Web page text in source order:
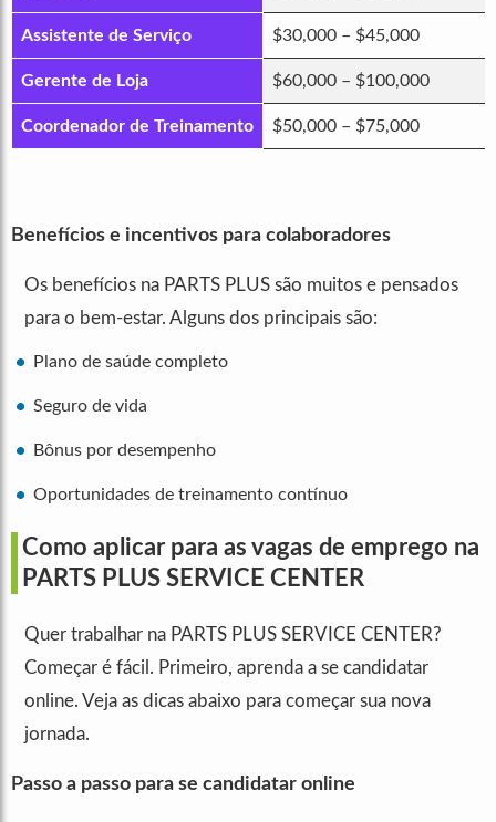
Assistente de Serviço $30,000 – $45,000
Gerente de Loja $60,000 – $100,000
Coordenador de Treinamento $50,000 – $75,000
Benefícios e incentivos para colaboradores
Os benefícios na PARTS PLUS são muitos e pensados
para o bem-estar. Alguns dos principais são:
Plano de saúde completo
Seguro de vida
Bônus por desempenho
Oportunidades de treinamento contínuo
Como aplicar para as vagas de emprego na
PARTS PLUS SERVICE CENTER
Quer trabalhar na PARTS PLUS SERVICE CENTER?
Começar é fácil. Primeiro, aprenda a se candidatar
online. Veja as dicas abaixo para começar sua nova
jornada.
Passo a passo para se candidatar online